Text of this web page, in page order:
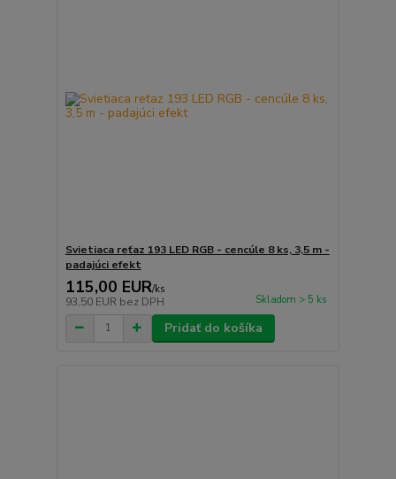
Svietiaca reťaz 193 LED RGB - cencúle 8 ks, 3,5 m -
padajúci efekt
115,00 EUR/ks
93,50 EUR bez DPH Skladom > 5 ks
Pridať do košíka